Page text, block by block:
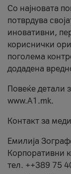
Со најновата
потврдува
иновативни,
кориснички
поголема
додадена
Повеќе детали
www.А1.mk.
Контакт за
Емилија
Корпоративни
тел. ++389 75